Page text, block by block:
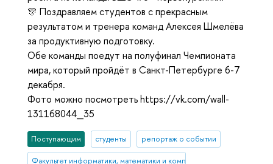
🎊 Поздравляем студентов с прекрасным
результатом и тренера команд Алексея Шмелёва
за продуктивную подготовку.
Обе команды поедут на полуфинал Чемпионата
мира, который пройдёт в Санкт-Петербурге 6-7
декабря.
Фото можно посмотреть https://vk.com/wall-
131168044_35
Поступающим студенты репортаж о событии
Факультет информатики, математики и компьютерных наук